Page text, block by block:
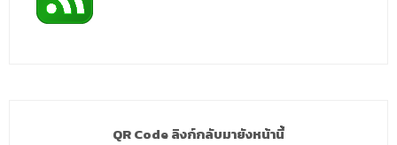
QR Code ลิงก์กลับมายังหน้านี้